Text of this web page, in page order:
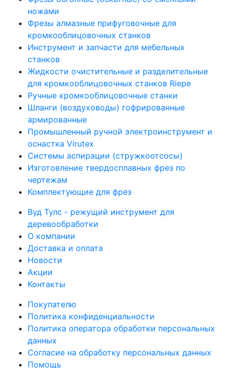
ножами
Фрезы алмазные прифуговочные для
кромкооблицовочных станков
Инструмент и запчасти для мебельных
станков
Жидкости очистительные и разделительные
для кромкооблицовочных станков Riepe
Ручные кромкооблицовочные станки
Шланги (воздуховоды) гофрированные
армированные
Промышленный ручной электроинструмент и
оснастка Virutex
Системы аспирации (стружкоотсосы)
Изготовление твердосплавных фрез по
чертежам
Комплектующие для фрез
Вуд Тулс - режущий инструмент для
деревообработки
О компании
Доставка и оплата
Новости
Акции
Контакты
Покупателю
Политика конфиденциальности
Политика оператора обработки персональных
данных
Согласие на обработку персональных данных
Помощь